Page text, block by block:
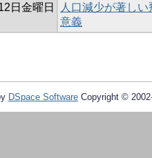
日金曜日
人口減少が著し
意義
DSpace Software Copyright ©